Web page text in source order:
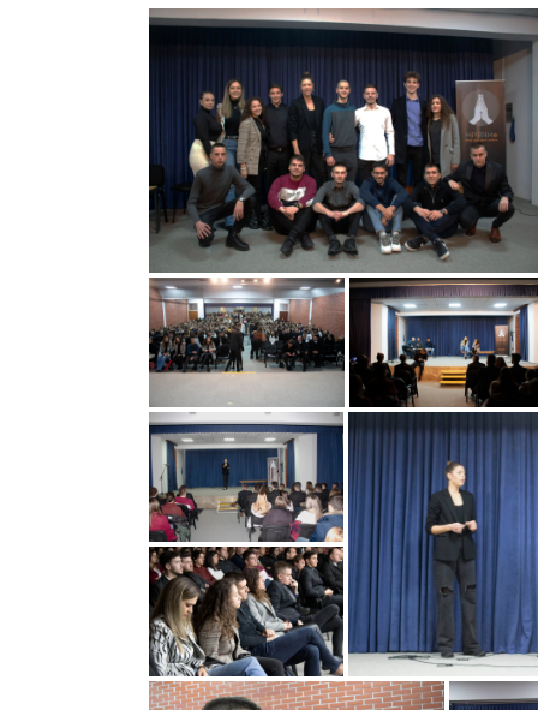
Kad se nasilje pretvara u optužnicu